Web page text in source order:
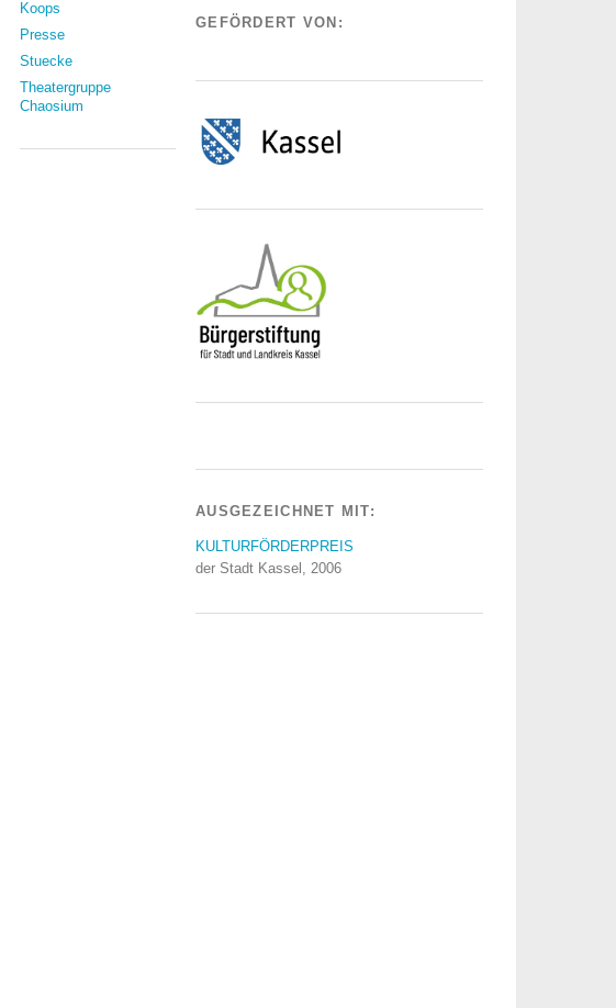
Koops
Presse
Stuecke
Theatergruppe
Chaosium
GEFÖRDERT VON:
AUSGEZEICHNET MIT:
KULTURFÖRDERPREIS
der Stadt Kassel, 2006